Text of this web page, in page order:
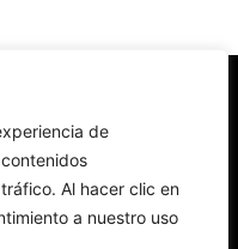
de
Al hacer clic en
a nuestro uso
y la sociedad